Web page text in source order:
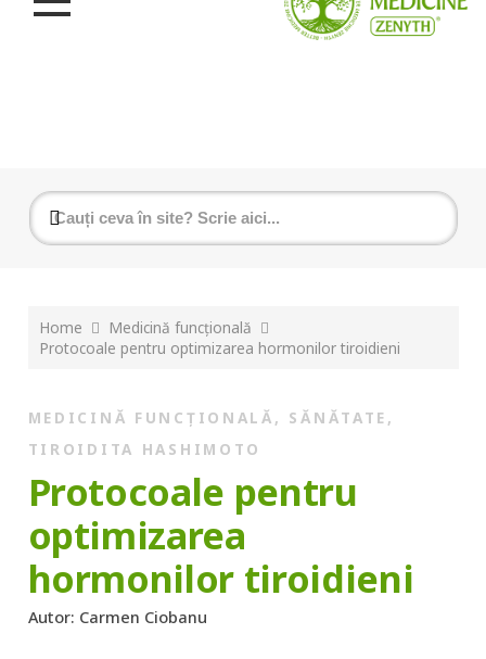
Home
Medicină funcțională
Protocoale pentru optimizarea hormonilor tiroidieni
MEDICINĂ FUNCȚIONALĂ , SĂNĂTATE ,
TIROIDITA HASHIMOTO
Protocoale pentru
optimizarea
hormonilor tiroidieni
Autor: Carmen Ciobanu